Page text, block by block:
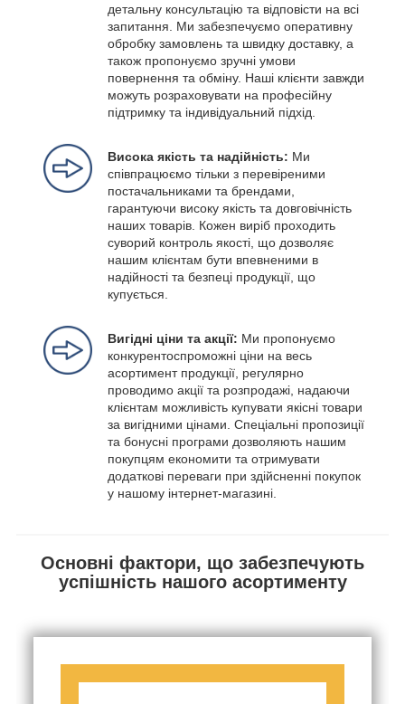
детальну консультацію та відповісти на всі
запитання. Ми забезпечуємо оперативну
обробку замовлень та швидку доставку, а
також пропонуємо зручні умови
повернення та обміну. Наші клієнти завжди
можуть розраховувати на професійну
підтримку та індивідуальний підхід.
Висока якість та надійність: Ми
співпрацюємо тільки з перевіреними
постачальниками та брендами,
гарантуючи високу якість та довговічність
наших товарів. Кожен виріб проходить
суворий контроль якості, що дозволяє
нашим клієнтам бути впевненими в
надійності та безпеці продукції, що
купується.
Вигідні ціни та акції: Ми пропонуємо
конкурентоспроможні ціни на весь
асортимент продукції, регулярно
проводимо акції та розпродажі, надаючи
клієнтам можливість купувати якісні товари
за вигідними цінами. Спеціальні пропозиції
та бонусні програми дозволяють нашим
покупцям економити та отримувати
додаткові переваги при здійсненні покупок
у нашому інтернет-магазині.
Основні фактори, що забезпечують
успішність нашого асортименту